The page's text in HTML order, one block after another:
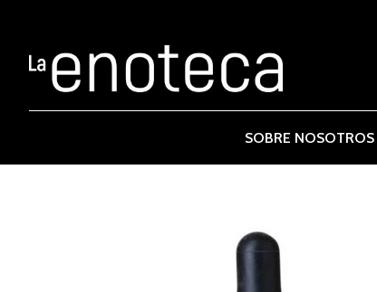
SOBRE NOSOTROS